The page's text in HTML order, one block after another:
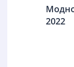
2022